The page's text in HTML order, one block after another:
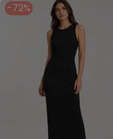
-72%